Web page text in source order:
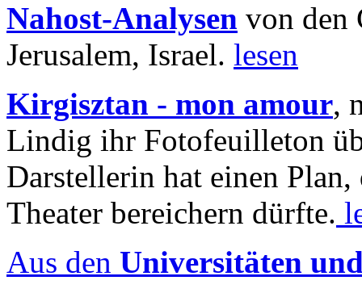
Nahost-Analysen von den
Jerusalem, Israel. lesen
Kirgisztan - mon amour,
Lindig ihr Fotofeuilleton
Darstellerin hat einen Plan,
Theater bereichern dürfte.
Aus den Universitäten